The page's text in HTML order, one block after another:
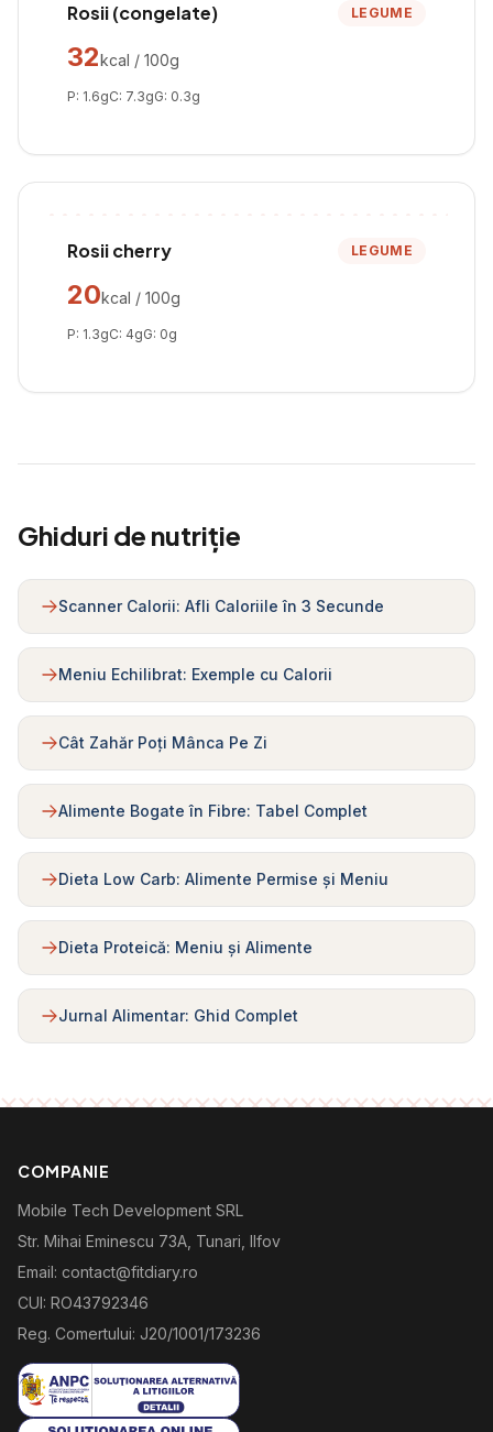
Rosii (congelate) LEGUME
32kcal / 100g
P: 1.6gC: 7.3gG: 0.3g
Rosii cherry LEGUME
20kcal / 100g
P: 1.3gC: 4gG: 0g
Ghiduri de nutriție
Scanner Calorii: Afli Caloriile în 3 Secunde
Meniu Echilibrat: Exemple cu Calorii
Cât Zahăr Poți Mânca Pe Zi
Alimente Bogate în Fibre: Tabel Complet
Dieta Low Carb: Alimente Permise și Meniu
Dieta Proteică: Meniu și Alimente
Jurnal Alimentar: Ghid Complet
COMPANIE
Mobile Tech Development SRL
Str. Mihai Eminescu 73A, Tunari, Ilfov
Email: contact@fitdiary.ro
CUI: RO43792346
Reg. Comertului: J20/1001/173236